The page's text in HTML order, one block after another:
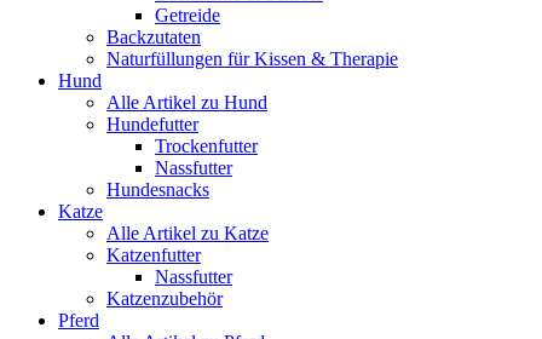
Getreide
Backzutaten
Naturfüllungen für Kissen & Therapie
Hund
Alle Artikel zu Hund
Hundefutter
Trockenfutter
Nassfutter
Hundesnacks
Katze
Alle Artikel zu Katze
Katzenfutter
Nassfutter
Katzenzubehör
Pferd